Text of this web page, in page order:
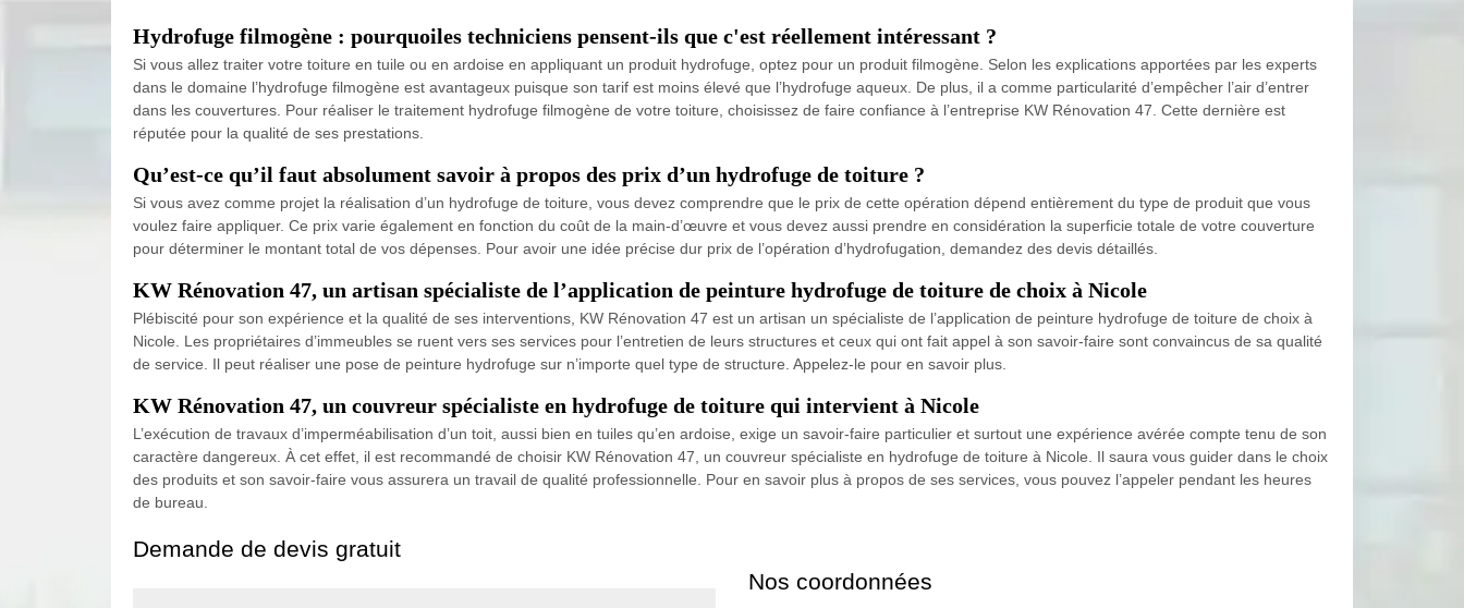
Hydrofuge filmogène : pourquoiles techniciens pensent-ils que c'est réellement intéressant ?
Si vous allez traiter votre toiture en tuile ou en ardoise en appliquant un produit hydrofuge, optez pour un produit filmogène. Selon les explications apportées par les experts
dans le domaine l’hydrofuge filmogène est avantageux puisque son tarif est moins élevé que l’hydrofuge aqueux. De plus, il a comme particularité d’empêcher l’air d’entrer
dans les couvertures. Pour réaliser le traitement hydrofuge filmogène de votre toiture, choisissez de faire confiance à l’entreprise KW Rénovation 47. Cette dernière est
réputée pour la qualité de ses prestations.
Qu’est-ce qu’il faut absolument savoir à propos des prix d’un hydrofuge de toiture ?
Si vous avez comme projet la réalisation d’un hydrofuge de toiture, vous devez comprendre que le prix de cette opération dépend entièrement du type de produit que vous
voulez faire appliquer. Ce prix varie également en fonction du coût de la main-d’œuvre et vous devez aussi prendre en considération la superficie totale de votre couverture
pour déterminer le montant total de vos dépenses. Pour avoir une idée précise dur prix de l’opération d’hydrofugation, demandez des devis détaillés.
KW Rénovation 47, un artisan spécialiste de l’application de peinture hydrofuge de toiture de choix à Nicole
Plébiscité pour son expérience et la qualité de ses interventions, KW Rénovation 47 est un artisan un spécialiste de l’application de peinture hydrofuge de toiture de choix à
Nicole. Les propriétaires d’immeubles se ruent vers ses services pour l’entretien de leurs structures et ceux qui ont fait appel à son savoir-faire sont convaincus de sa qualité
de service. Il peut réaliser une pose de peinture hydrofuge sur n’importe quel type de structure. Appelez-le pour en savoir plus.
KW Rénovation 47, un couvreur spécialiste en hydrofuge de toiture qui intervient à Nicole
L’exécution de travaux d’imperméabilisation d’un toit, aussi bien en tuiles qu’en ardoise, exige un savoir-faire particulier et surtout une expérience avérée compte tenu de son
caractère dangereux. À cet effet, il est recommandé de choisir KW Rénovation 47, un couvreur spécialiste en hydrofuge de toiture à Nicole. Il saura vous guider dans le choix
des produits et son savoir-faire vous assurera un travail de qualité professionnelle. Pour en savoir plus à propos de ses services, vous pouvez l’appeler pendant les heures
de bureau.
Demande de devis gratuit
Nos coordonnées